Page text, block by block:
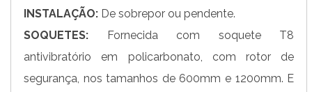
INSTALAÇÃO: De sobrepor ou pendente.
SOQUETES: Fornecida com soquete T8
antivibratório em policarbonato, com rotor de
segurança, nos tamanhos de 600mm e 1200mm. E